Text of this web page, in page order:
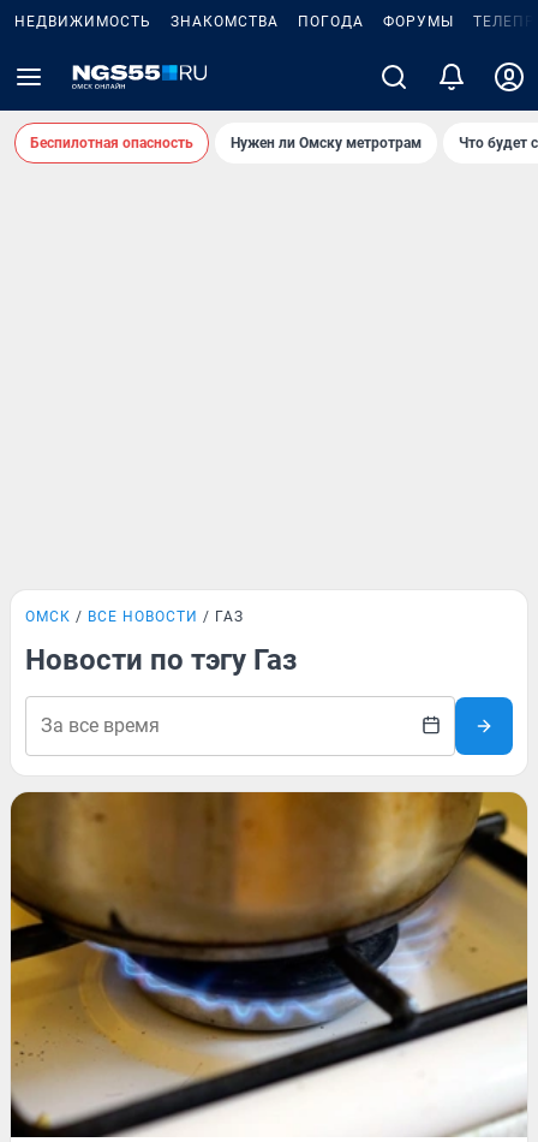
НЕДВИЖИМОСТЬ ЗНАКОМСТВА ПОГОДА ФОРУМЫ
Беспилотная опасность Нужен ли Омску метротрам Что будет
ОМСК ВСЕ НОВОСТИ ГАЗ
Новости по тэгу Газ